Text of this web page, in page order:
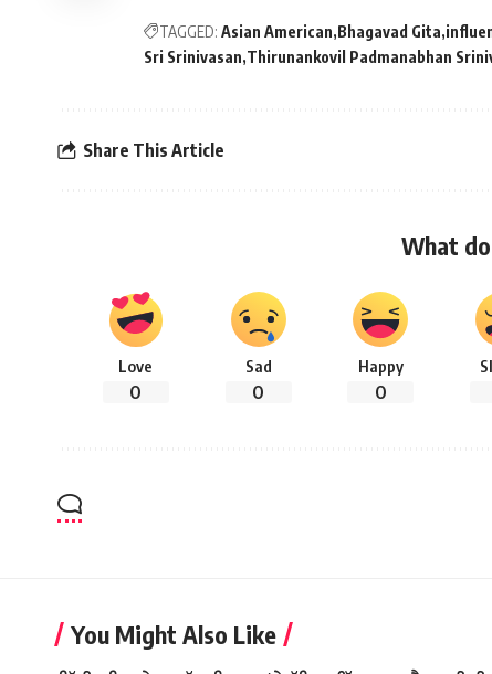
TAGGED: Asian American Bhagavad Gita
Sri Srinivasan Thirunankovil Padmanabhan
Share This Article
What
Love
0
Sad
0
Happy
0
You Might Also Like